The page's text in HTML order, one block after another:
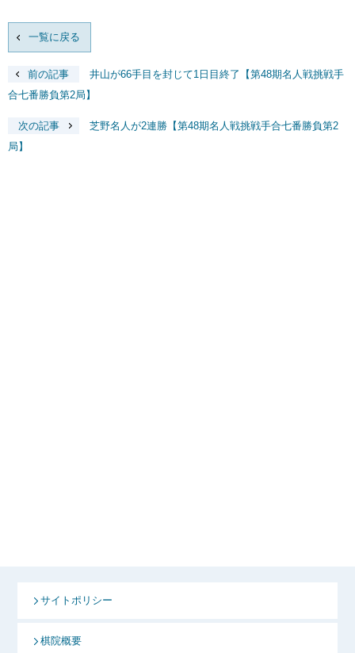
一覧に戻る
前の記事
井山が66手目を封じて1日目終了【第48期名人戦挑戦手
合七番勝負第2局】
次の記事
芝野名人が2連勝【第48期名人戦挑戦手合七番勝負第2
局】
サイトポリシー
棋院概要